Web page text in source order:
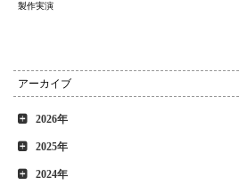
製作実演
アーカイブ
2026年
2025年
2024年